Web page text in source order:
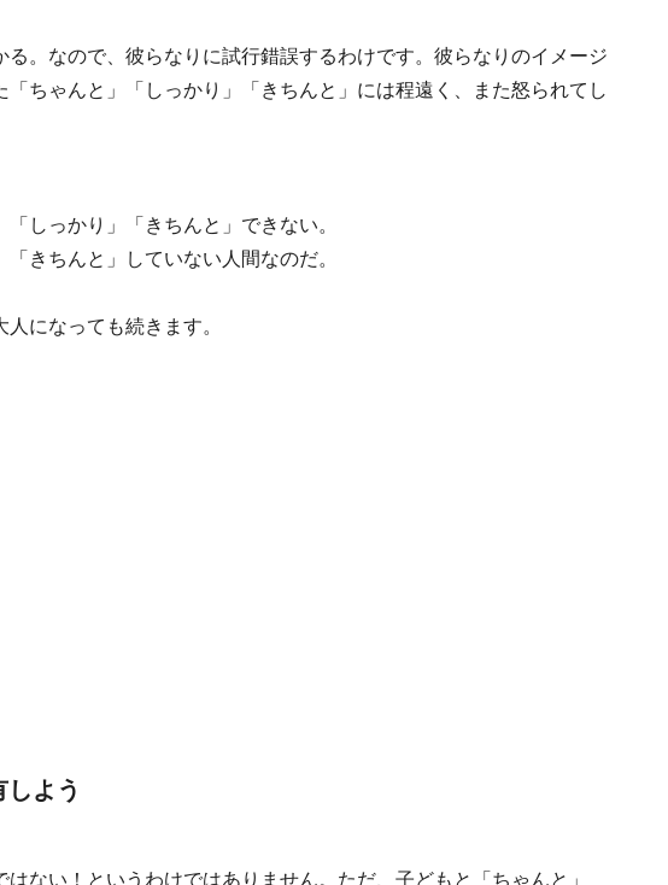
。なので、彼らなりに試行錯誤するわけです。彼らなりのイメージ
ちゃんと」「しっかり」「きちんと」には程遠く、また怒られてし
しっかり」「きちんと」できない。
きちんと」していない人間なのだ。
になっても続きます。
よう
ない！というわけではありません。ただ、子どもと「ちゃんと」